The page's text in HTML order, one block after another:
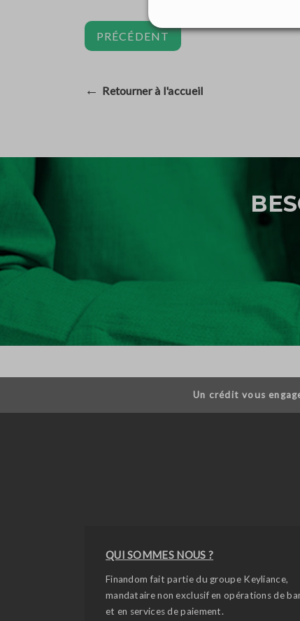
PRÉCÉDENT
← Retourner à l'accueil
Un crédit vous
QUI SOMMES NOUS ?
Finandom fait partie du groupe Keyliance,
mandataire non exclusif en opérations de
et en services de paiement.